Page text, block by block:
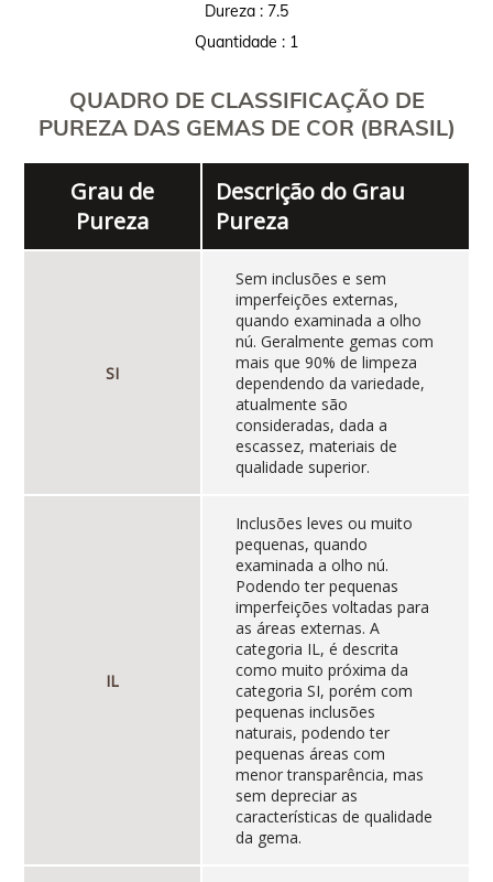
Dureza : 7.5
Quantidade : 1
QUADRO DE CLASSIFICAÇÃO DE
PUREZA DAS GEMAS DE COR (BRASIL)
Grau de
Pureza
Descrição do Grau
Pureza
SI
Sem inclusões e sem
imperfeições externas,
quando examinada a olho
nú. Geralmente gemas com
mais que 90% de limpeza
dependendo da variedade,
atualmente são
consideradas, dada a
escassez, materiais de
qualidade superior.
IL
Inclusões leves ou muito
pequenas, quando
examinada a olho nú.
Podendo ter pequenas
imperfeições voltadas para
as áreas externas. A
categoria IL, é descrita
como muito próxima da
categoria SI, porém com
pequenas inclusões
naturais, podendo ter
pequenas áreas com
menor transparência, mas
sem depreciar as
características de qualidade
da gema.